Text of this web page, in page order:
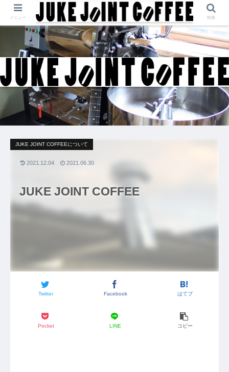
JUKE JOINT COFFEE
JUKE JOINT COFFEEについて
Twitter Facebook はてブ
Pocket LINE コピー
2021.12.04 2021.06.30
メニュー 検索